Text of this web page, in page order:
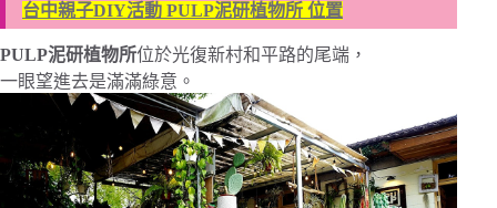
台中親子DIY活動 PULP泥研植物所 位置
PULP泥研植物所位於光復新村和平路的尾端，
一眼望進去是滿滿綠意。